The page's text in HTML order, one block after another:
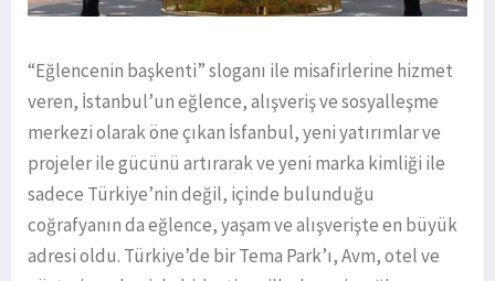
“Eğlencenin başkenti” sloganı ile misafirlerine hizmet
veren, İstanbul’un eğlence, alışveriş ve sosyalleşme
merkezi olarak öne çıkan İsfanbul, yeni yatırımlar ve
projeler ile gücünü artırarak ve yeni marka kimliği ile
sadece Türkiye’nin değil, içinde bulunduğu
coğrafyanın da eğlence, yaşam ve alışverişte en büyük
adresi oldu. Türkiye’de bir Tema Park’ı, Avm, otel ve